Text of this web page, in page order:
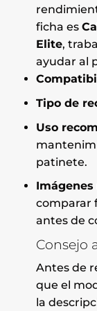
ficha es
Elite,
ayudar al
Tipo de
Uso
patinete.
Imágenes
comparar
antes de
Consejo
Antes de
que el
la